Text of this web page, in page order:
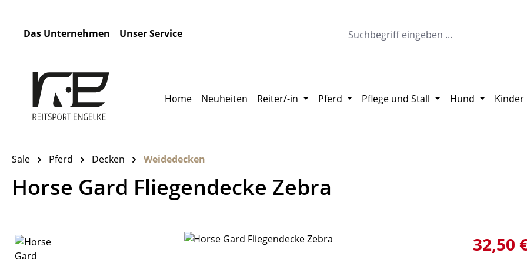
Das Unternehmen
Unser Service
Home Neuheiten Reiter/-in Pferd Pflege und Stall Hund Kinder
Sale Pferd Decken Weidedecken
Horse Gard Fliegendecke Zebra
Bildergalerie überspringen 32,50